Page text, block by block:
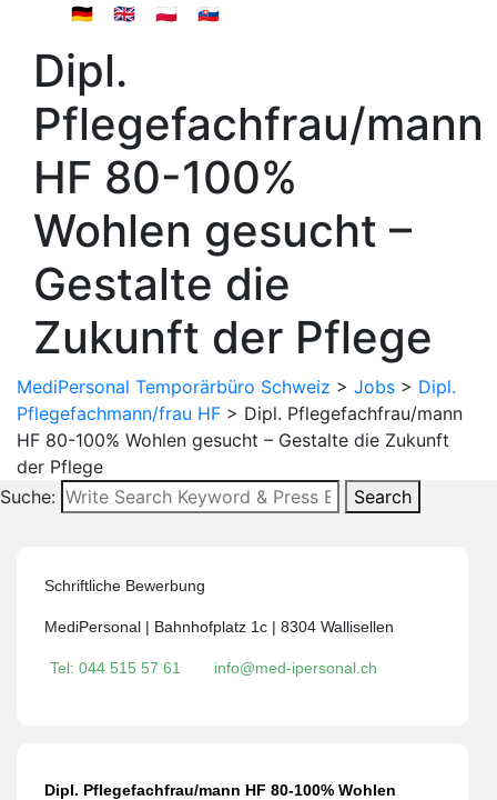
🇩🇪
🇬🇧 🇵🇱 🇸🇰
Dipl.
Pflegefachfrau/mann
HF 80-100%
Wohlen gesucht –
Gestalte die
Zukunft der Pflege
MediPersonal Temporärbüro Schweiz > Jobs > Dipl.
Pflegefachmann/frau HF > Dipl. Pflegefachfrau/mann
HF 80-100% Wohlen gesucht – Gestalte die Zukunft
der Pflege
Suche:
Search
Schriftliche Bewerbung
MediPersonal | Bahnhofplatz 1c | 8304 Wallisellen
Tel: 044 515 57 61 info@med-ipersonal.ch
Dipl. Pflegefachfrau/mann HF 80-100% Wohlen